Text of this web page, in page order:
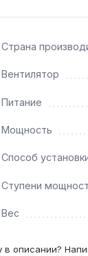
поэтому
Страна
Вентилятор
Питание
Мощность
Способ
Ступени
Вес
описании?